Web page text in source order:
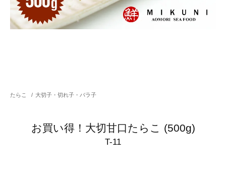
たらこ / 大切子・切れ子・バラ子
お買い得！大切甘口たらこ (500g)
T-11